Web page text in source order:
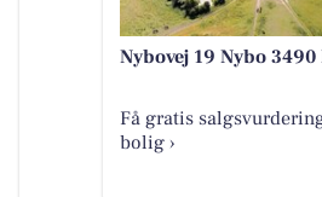
Nybovej 19 Nybo
Få gratis
bolig ›